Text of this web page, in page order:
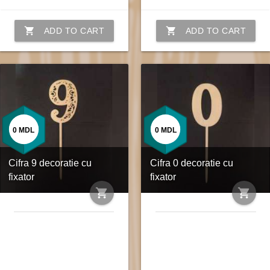
shopping_cart ADD TO CART shopping_cart ADD TO CART
Cifra 9 decoratie cu
fixator
shopping_cart
0 MDL
Cifra 0 decoratie cu
fixator
shopping_cart
0 MDL